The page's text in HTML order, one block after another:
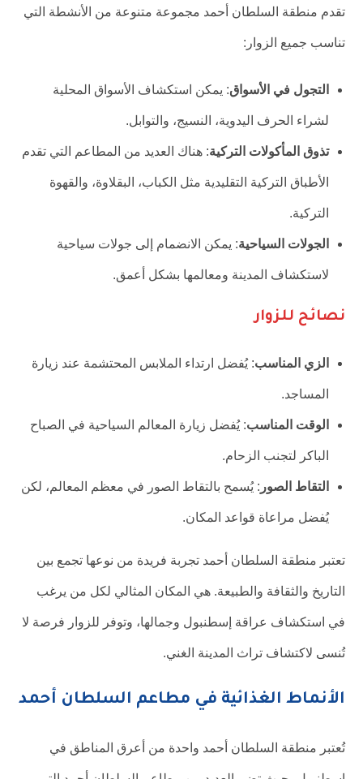
تقدم منطقة السلطان أحمد مجموعة متنوعة من الأنشطة التي
تناسب جميع الزوار:
التجول في الأسواق: يمكن استكشاف الأسواق المحلية
لشراء الحرف اليدوية، النسيج، والتوابل.
تذوق المأكولات التركية: هناك العديد من المطاعم التي تقدم
الأطباق التركية التقليدية مثل الكباب، البقلاوة، والقهوة
التركية.
الجولات السياحية: يمكن الانضمام إلى جولات سياحية
لاستكشاف المدينة ومعالمها بشكل أعمق.
نصائح للزوار
الزي المناسب: يُفضل ارتداء الملابس المحتشمة عند زيارة
المساجد.
الوقت المناسب: يُفضل زيارة المعالم السياحية في الصباح
الباكر لتجنب الزحام.
التقاط الصور : يُسمح بالتقاط الصور في معظم المعالم، لكن
يُفضل مراعاة قواعد المكان.
تعتبر منطقة السلطان أحمد تجربة فريدة من نوعها تجمع بين
التاريخ والثقافة والطبيعة. هي المكان المثالي لكل من يرغب
في استكشاف عراقة إسطنبول وجمالها، وتوفر للزوار فرصة لا
تُنسى لاكتشاف تراث المدينة الغني.
الأنماط الغذائية في مطاعم السلطان أحمد
تُعتبر منطقة السلطان أحمد واحدة من أعرق المناطق في